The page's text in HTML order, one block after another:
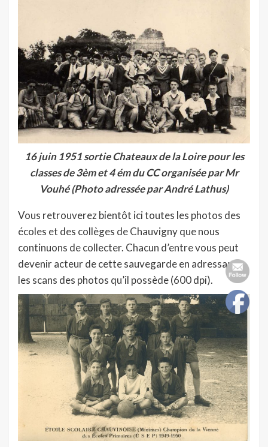
16 juin 1951 sortie Chateaux de la Loire pour les
classes de 3èm et 4 ém du CC organisée par Mr
Vouhé (Photo adressée par André Lathus)
Vous retrouverez bientôt ici toutes les photos des
écoles et des collèges de Chauvigny que nous
continuons de collecter. Chacun d’entre vous peut
devenir acteur de cette sauvegarde en adressant
les scans des photos qu’il possède (600 dpi).